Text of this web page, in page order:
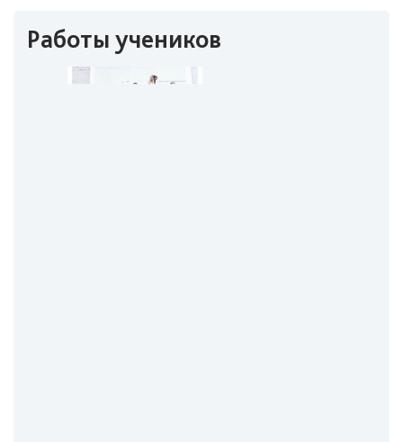
Работы учеников